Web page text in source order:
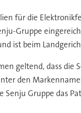
für die
Gruppe
ist beim
geltend, dass die
den
Senju Gruppe das